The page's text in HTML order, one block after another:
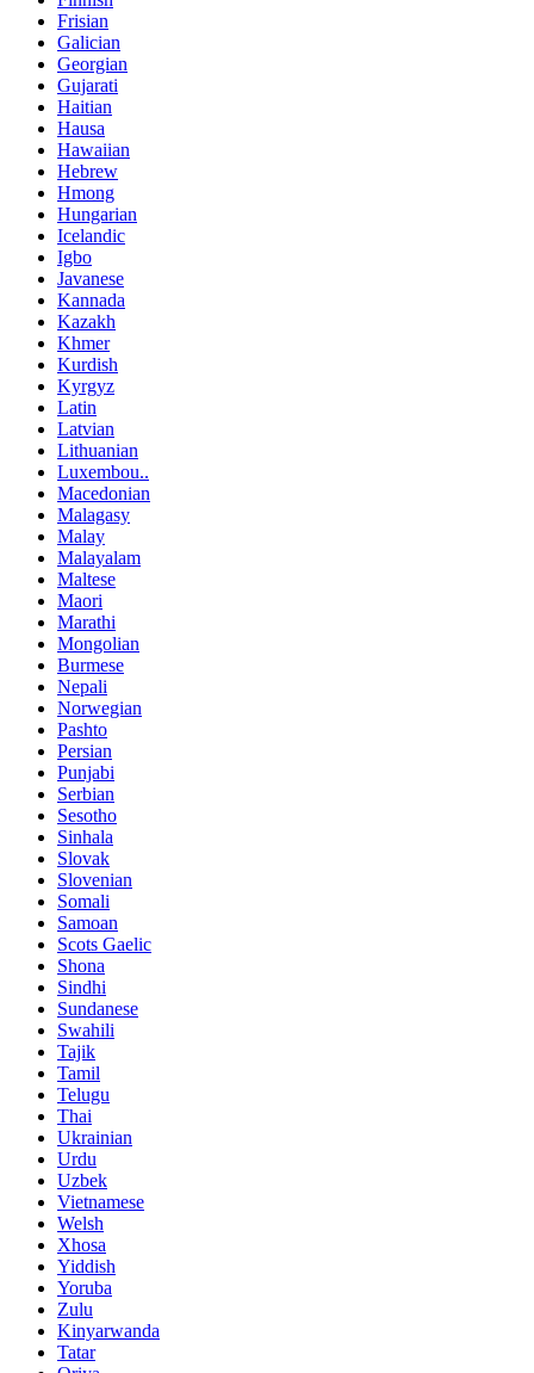
Frisian
Galician
Georgian
Gujarati
Haitian
Hausa
Hawaiian
Hebrew
Hmong
Hungarian
Icelandic
Igbo
Javanese
Kannada
Kazakh
Khmer
Kurdish
Kyrgyz
Latin
Latvian
Lithuanian
Luxembou..
Macedonian
Malagasy
Malay
Malayalam
Maltese
Maori
Marathi
Mongolian
Burmese
Nepali
Norwegian
Pashto
Persian
Punjabi
Serbian
Sesotho
Sinhala
Slovak
Slovenian
Somali
Samoan
Scots Gaelic
Shona
Sindhi
Sundanese
Swahili
Tajik
Tamil
Telugu
Thai
Ukrainian
Urdu
Uzbek
Vietnamese
Welsh
Xhosa
Yiddish
Yoruba
Zulu
Kinyarwanda
Tatar